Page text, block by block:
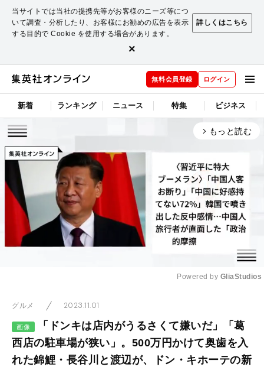
当サイトでは当社の提携先等がお客様のニーズ等につ
いて調査・分析したり、お客様にお勧めの広告を表示
する目的で Cookie を使用する場合があります。
詳しくはこちら
×
無料会員登録 ログイン
新着 ランキング ニュース 特集 ビジネス
arrow_forward_ios もっと読む
Powered by GliaStudios
グルメ 2023.11.01
画像
「ドンキは店内がうるさくて嫌いだ」「葛
西店の駐車場が狭い」。500万円かけて奥歯を入
れた錦鯉・長谷川と渡辺が、ドン・キホーテの新